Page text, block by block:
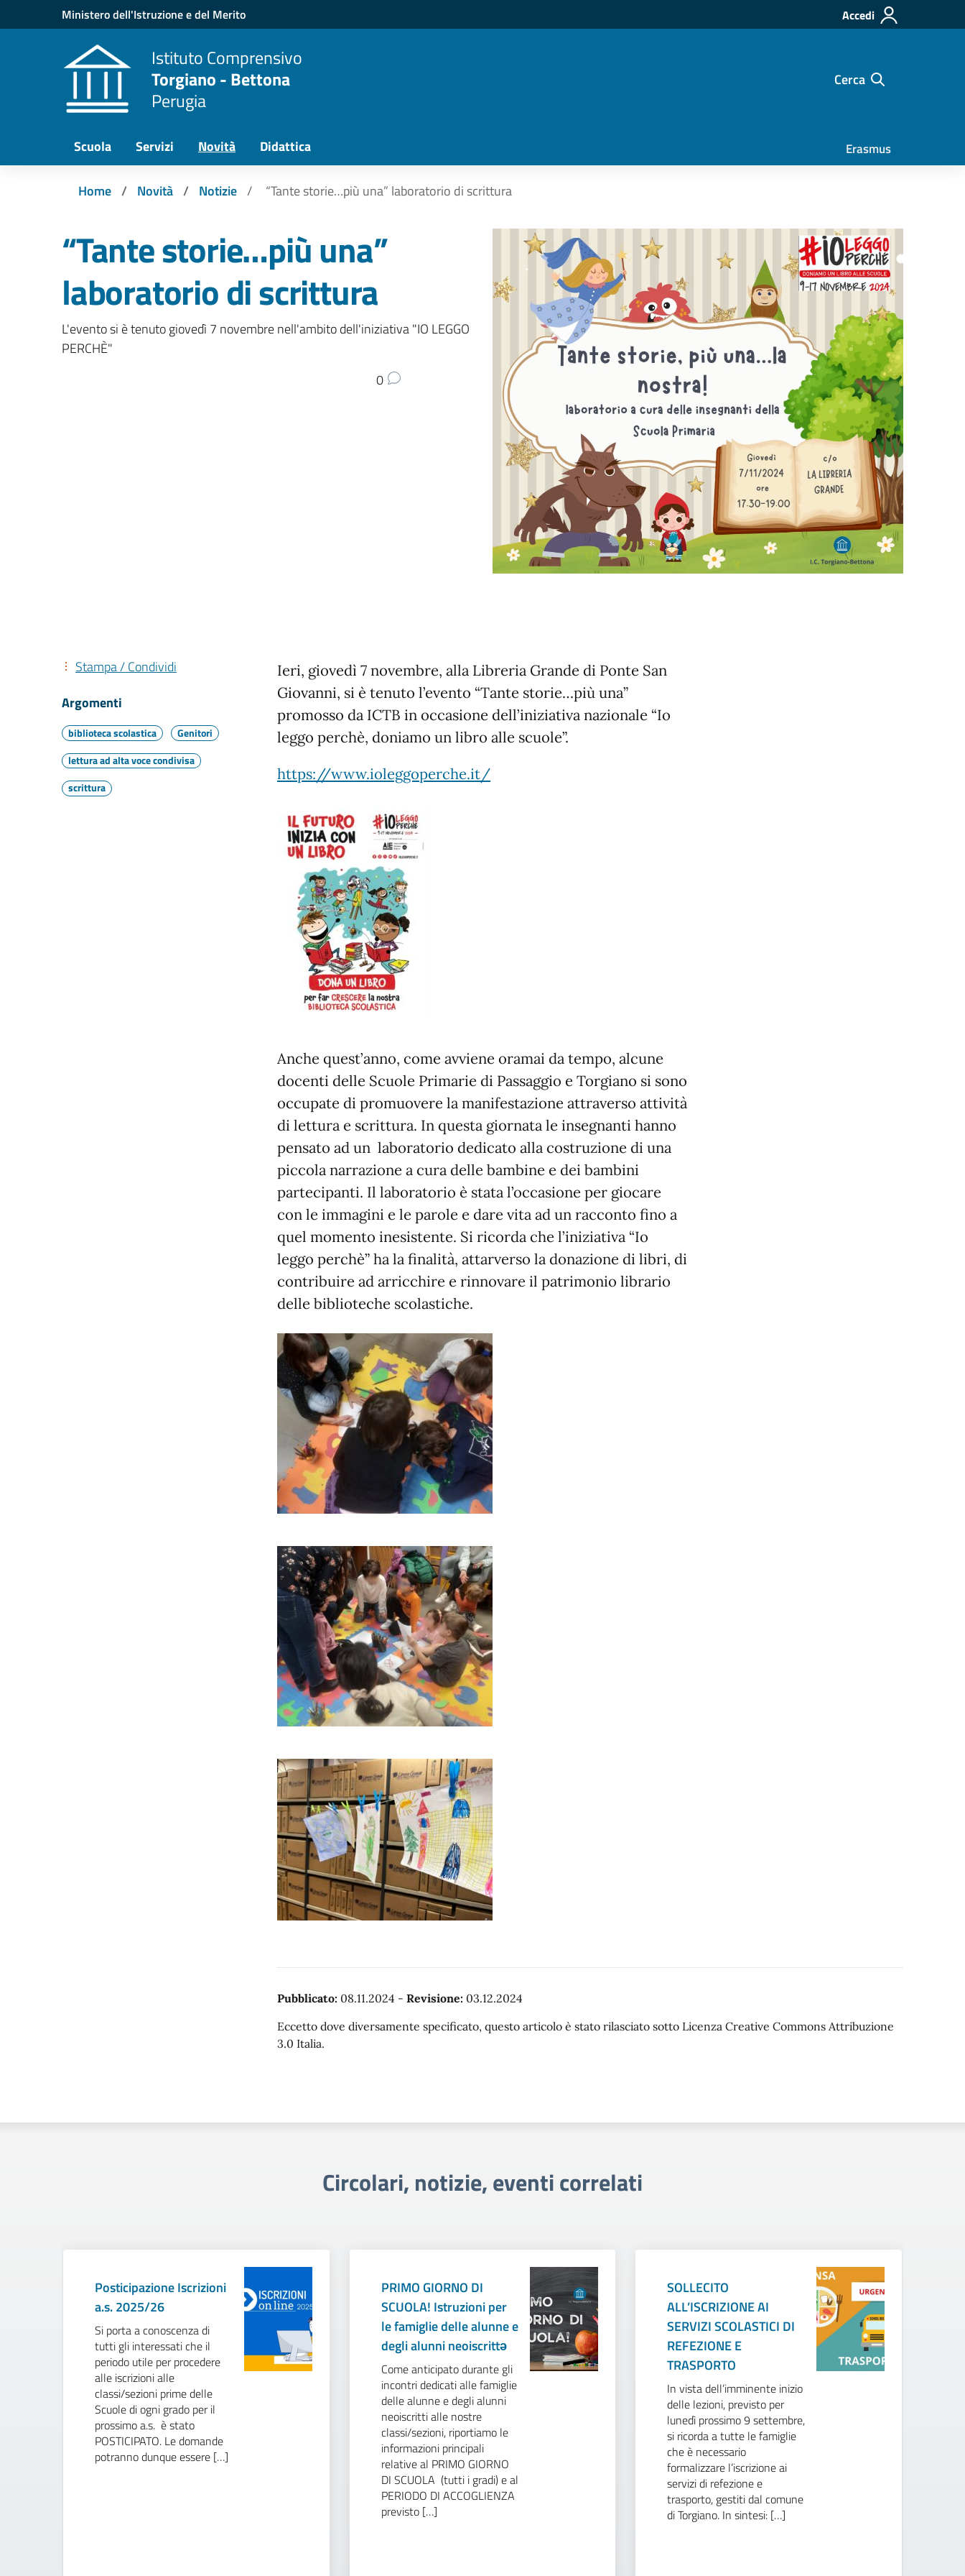
Vai ai contenuti
Vai al menu di navigazione
Ministero dell'Istruzione e del Merito Accedi
Istituto Comprensivo
Torgiano - Bettona
Perugia
Cerca
Scuola Servizi Novità Didattica Erasmus
Home Novità Notizie “Tante storie…più una” laboratorio di scrittura
“Tante storie…più una”
laboratorio di scrittura
L'evento si è tenuto giovedì 7 novembre nell'ambito dell'iniziativa "IO LEGGO
PERCHÈ"
0
Ieri, giovedì 7 novembre, alla Libreria Grande di Ponte San
Giovanni, si è tenuto l’evento “Tante storie…più una”
promosso da ICTB in occasione dell’iniziativa nazionale “Io
leggo perchè, doniamo un libro alle scuole”.
https://www.ioleggoperche.it/
Anche quest’anno, come avviene oramai da tempo, alcune
docenti delle Scuole Primarie di Passaggio e Torgiano si sono
occupate di promuovere la manifestazione attraverso attività
di lettura e scrittura. In questa giornata le insegnanti hanno
pensato ad un laboratorio dedicato alla costruzione di una
piccola narrazione a cura delle bambine e dei bambini
partecipanti. Il laboratorio è stata l’occasione per giocare
con le immagini e le parole e dare vita ad un racconto fino a
quel momento inesistente. Si ricorda che l’iniziativa “Io
leggo perchè” ha la finalità, attarverso la donazione di libri, di
contribuire ad arricchire e rinnovare il patrimonio librario
delle biblioteche scolastiche.
Pubblicato: 08.11.2024 - Revisione: 03.12.2024
Eccetto dove diversamente specificato, questo articolo è stato rilasciato sotto Licenza Creative Commons Attribuzione
3.0 Italia.
Stampa / Condividi
Argomenti
biblioteca scolastica
Genitori
lettura ad alta voce condivisa
scrittura
Circolari, notizie, eventi correlati
Posticipazione Iscrizioni
a.s. 2025/26
Si porta a conoscenza di
tutti gli interessati che il
periodo utile per procedere
alle iscrizioni alle
classi/sezioni prime delle
Scuole di ogni grado per il
prossimo a.s. è stato
POSTICIPATO. Le domande
potranno dunque essere […]
PRIMO GIORNO DI
SCUOLA! Istruzioni per
le famiglie delle alunne e
degli alunni neoiscrittə
Come anticipato durante gli
incontri dedicati alle famiglie
delle alunne e degli alunni
neoiscritti alle nostre
classi/sezioni, riportiamo le
informazioni principali
relative al PRIMO GIORNO
DI SCUOLA (tutti i gradi) e al
PERIODO DI ACCOGLIENZA
previsto […]
SOLLECITO
ALL’ISCRIZIONE AI
SERVIZI SCOLASTICI DI
REFEZIONE E
TRASPORTO
In vista dell’imminente inizio
delle lezioni, previsto per
lunedì prossimo 9 settembre,
si ricorda a tutte le famiglie
che è necessario
formalizzare l’iscrizione ai
servizi di refezione e
trasporto, gestiti dal comune
di Torgiano. In sintesi: […]